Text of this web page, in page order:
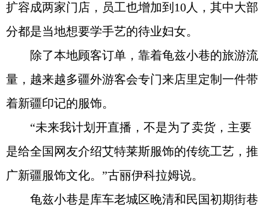
扩容成两家门店，员工也增加到10人，其中大部
分都是当地想要学手艺的待业妇女。
除了本地顾客订单，靠着龟兹小巷的旅游流
量，越来越多疆外游客会专门来店里定制一件带
着新疆印记的服饰。
“未来我计划开直播，不是为了卖货，主要
是给全国网友介绍艾特莱斯服饰的传统工艺，推
广新疆服饰文化。”古丽伊科拉姆说。
龟兹小巷是库车老城区晚清和民国初期街巷